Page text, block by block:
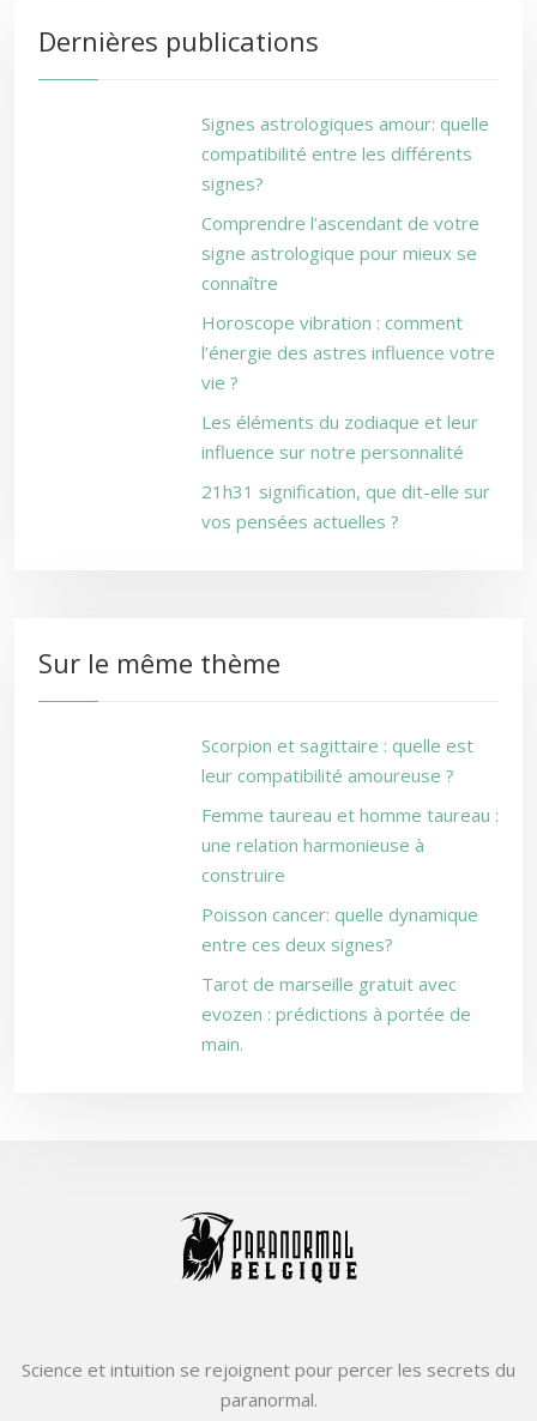
Dernières publications
Signes astrologiques amour: quelle
compatibilité entre les différents
signes?
Comprendre l’ascendant de votre
signe astrologique pour mieux se
connaître
Horoscope vibration : comment
l’énergie des astres influence votre
vie ?
Les éléments du zodiaque et leur
influence sur notre personnalité
21h31 signification, que dit-elle sur
vos pensées actuelles ?
Sur le même thème
Scorpion et sagittaire : quelle est
leur compatibilité amoureuse ?
Femme taureau et homme taureau :
une relation harmonieuse à
construire
Poisson cancer: quelle dynamique
entre ces deux signes?
Tarot de marseille gratuit avec
evozen : prédictions à portée de
main.
Science et intuition se rejoignent pour percer les secrets du
paranormal.